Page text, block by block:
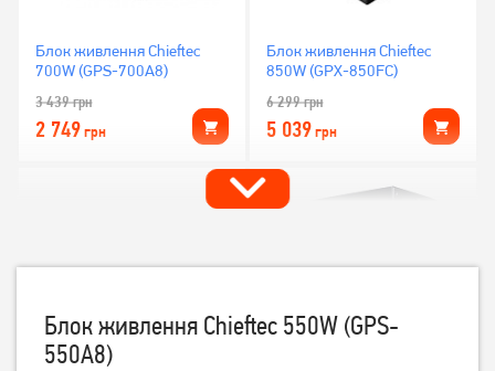
Блок живлення Chieftec
700W (GPS-700A8)
3 439грн
2 749грн
Блок живлення Chieftec
850W (GPX-850FC)
6 299грн
5 039грн
Блок живлення Chieftec 550W (GPS-
550A8)